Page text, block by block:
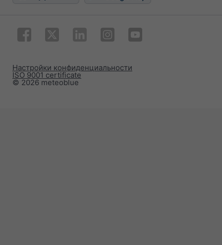
© 2026 meteoblue
ISO 9001 certificate
Настройки конфиденциальности